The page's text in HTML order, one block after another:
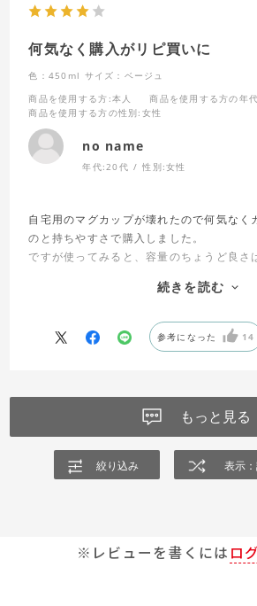
何気なく購入がリピ買いに
色：450ml サイズ：ベージュ
商品を使用する方 :本人 商品を使用する方の年代
商品を使用する方の性別:女性
no name
年代: 20代 性別:女性
自宅用のマグカップが壊れたので何気なく
のと持ちやすさで購入しました。
ですが使ってみると、容量のちょうど良さ
りにくくてお気に入りになって職場用にも
製品自体は満点で欠点がないのですが、強
底の注意書きシールの強度が強すぎて、剥
続きを読む
参考になった 14
もっと見る
絞り込み 表示
※レビューを書くには ロ